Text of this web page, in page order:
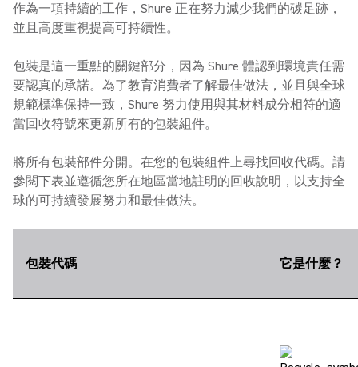
作為一項持續的工作，Shure 正在努力減少我們的碳足跡，
並且高度重視提高可持續性。
包裝是這一重點的關鍵部分，因為 Shure 體認到環境責任需
要認真的承諾。為了教育消費者了解最佳做法，並且與全球
規範標準保持一致，Shure 努力使用與其材料成分相符的適
當回收符號來更新所有的包裝組件。
將所有包裝部件分開。在您的包裝組件上尋找回收代碼。請
參閱下表並遵循您所在地區當地註明的回收說明，以支持全
球的可持續發展努力和最佳做法。
包裝代碼 它是什麼？